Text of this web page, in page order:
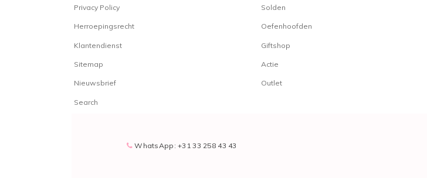
Privacy Policy
Herroepingsrecht
Klantendienst
Sitemap
Nieuwsbrief
Search
Solden
Oefenhoofden
Giftshop
Actie
Outlet
WhatsApp: +31 33 258 43 43